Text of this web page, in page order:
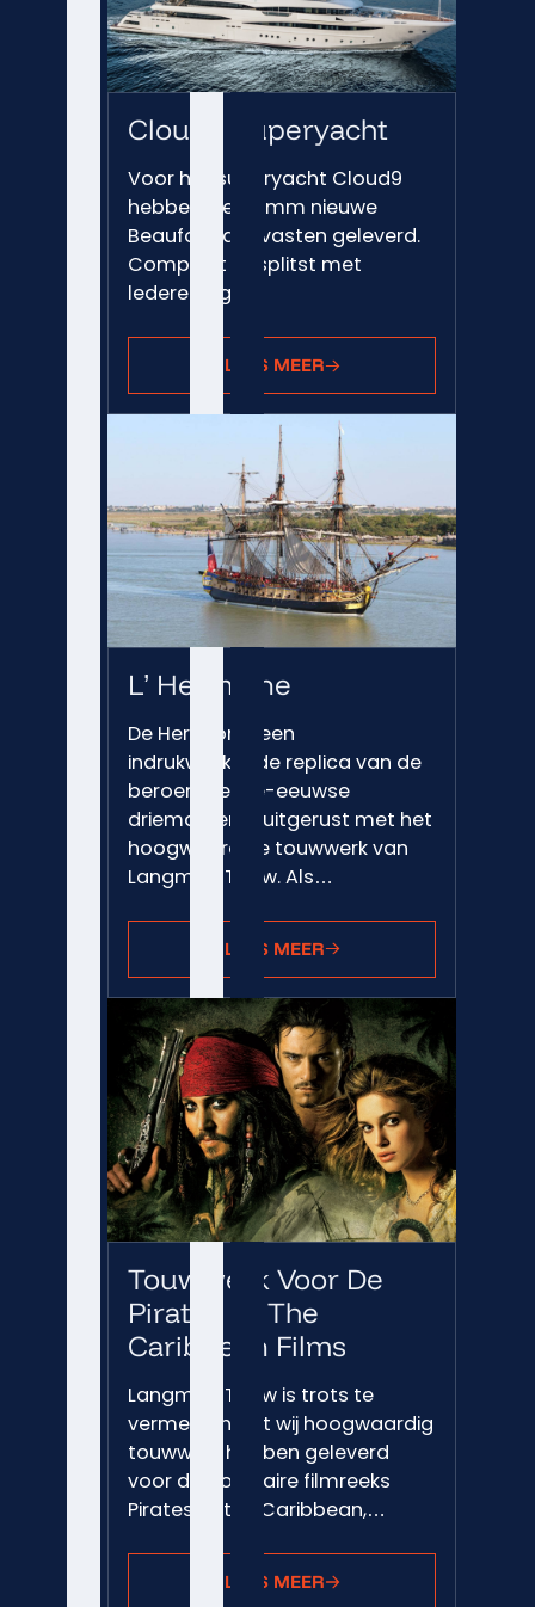
Cloud9 Superyacht
Voor het superyacht Cloud9
hebben we 44mm nieuwe
Beaufort landvasten geleverd.
Compleet gesplitst met
lederen ogen
LEES MEER
L’ Hermione
De Hermione, een
indrukwekkende replica van de
beroemde 18e-eeuwse
driemaster, is uitgerust met het
hoogwaardige touwwerk van
Langman Touw. Als…
LEES MEER
Touwwerk Voor De
Pirates Of The
Caribbean Films
Langman Touw is trots te
vermelden dat wij hoogwaardig
touwwerk hebben geleverd
voor de populaire filmreeks
Pirates of the Caribbean,…
LEES MEER